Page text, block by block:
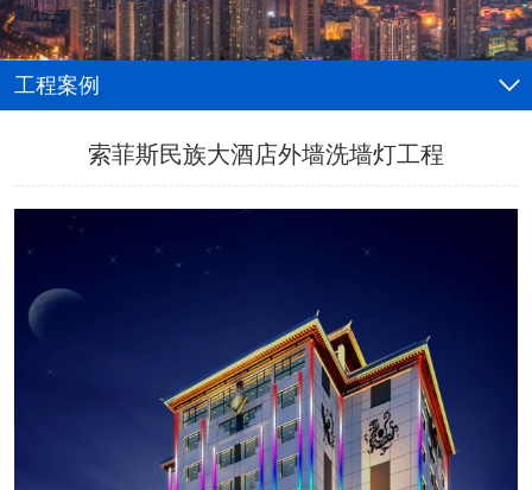
工程案例
索菲斯民族大酒店外墙洗墙灯工程